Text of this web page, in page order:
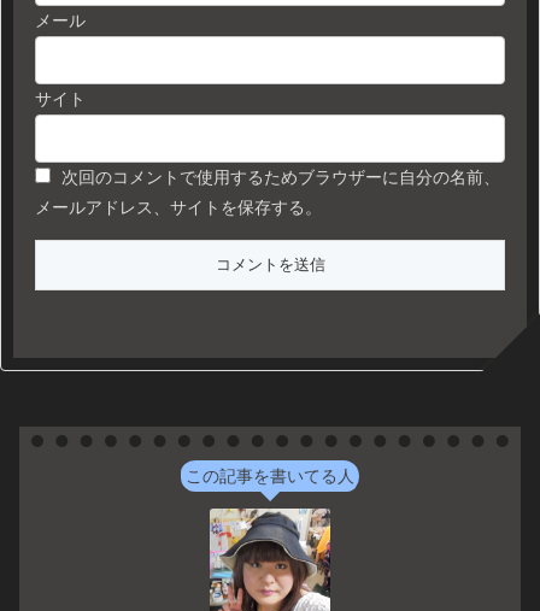
メール
サイト
次回のコメントで使用するためブラウザーに自分の名前、
メールアドレス、サイトを保存する。
この記事を書いてる人